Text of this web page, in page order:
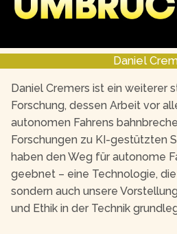
Daniel
Daniel Cremers ist ein weiterer
Forschung, dessen Arbeit vor
autonomen Fahrens
Forschungen zu KI-gestützten
haben den Weg für autonome
geebnet – eine Technologie,
sondern auch unsere
und Ethik in der Technik